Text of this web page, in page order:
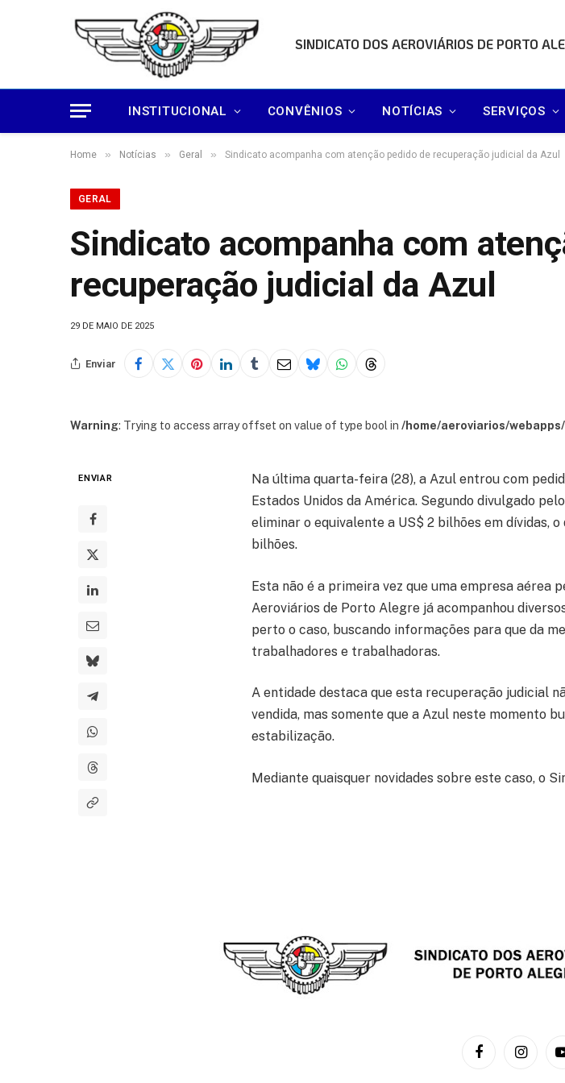
SINDICATO DOS AEROVIÁRIOS DE PORTO
INSTITUCIONAL CONVÊNIOS NOTÍCIAS SERVIÇOS
Home » Notícias » Geral » Sindicato acompanha com atenção pedido de recuperação judicial da Azul
GERAL
Sindicato acompanha com
recuperação judicial da Azul
29 DE MAIO DE 2025
Enviar
Warning: Trying to access array offset on value of type bool in /home/aeroviarios/
ENVIAR
Na última quarta-feira (28), a Azul entrou com
Estados Unidos da América. Segundo divulgado
eliminar o equivalente a US$ 2 bilhões em dívidas, o
bilhões.
Esta não é a primeira vez que uma empresa aérea
Aeroviários de Porto Alegre já acompanhou
perto o caso, buscando informações para que da
trabalhadores e trabalhadoras.
A entidade destaca que esta recuperação judicial
vendida, mas somente que a Azul neste momento
estabilização.
Mediante quaisquer novidades sobre este caso, o
Facebook